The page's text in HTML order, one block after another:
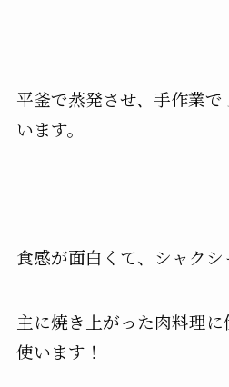
平釜で蒸発させ、手作業
います。
食感が面白くて、シャクシ
主に焼き上がった肉料理
使います！